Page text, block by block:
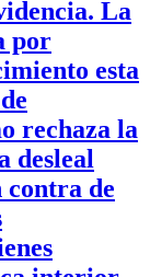
La
por
esta
rechaza la
desleal
contra de